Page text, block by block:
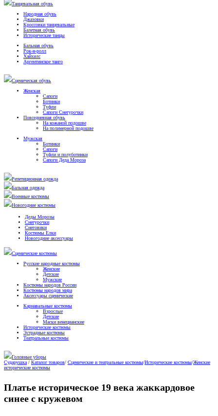
Танцевальная обувь
Народная обувь
Джазовки
Кроссовки танцевальные
Балетная обувь
Исторические танцы
Бальная обувь
Рок-н-ролл
Хайхилс
Аргентинское танго
Сценическая обувь
Женская
Сапоги
Ботинки
Туфли
Сапоги Снегурочки
Повседневная обувь
На кожаной подошве
На полимерной подошве
Мужская
Ботинки
Сапоги
Туфли и полуботинки
Сапоги Деда Мороза
Репетиционная одежда
Бальная одежда
Военные костюмы
Новогодние костюмы
Деды Морозы
Снегурочки
Снеговики
Костюмы Елки
Новогодние аксессуары
Сценические костюмы
Русские народные костюмы
Женские
Детские
Мужские
Костюмы народов России
Костюмы народов мира
Аксессуары сценические
Карнавальные костюмы
Взрослые
Детские
Маски венецианские
Исторические костюмы
Эстрадные костюмы
Театральные костюмы
Головные уборы
Сударушка / Каталог товаров/ Сценические и театральные костюмы/Исторические костюмы/Женские
исторические костюмы
Платье историческое 19 века жаккардовое
синее с кружевом